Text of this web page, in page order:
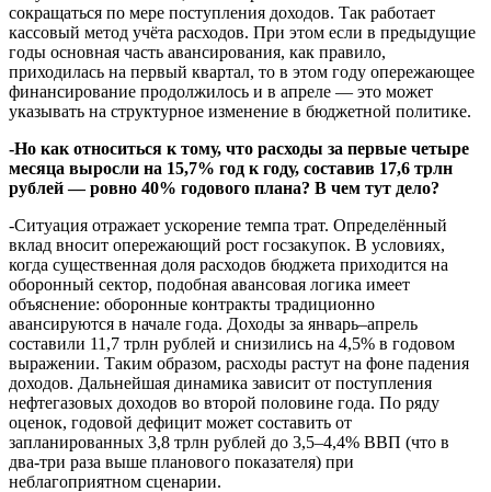
сокращаться по мере поступления доходов. Так работает
кассовый метод учёта расходов. При этом если в предыдущие
годы основная часть авансирования, как правило,
приходилась на первый квартал, то в этом году опережающее
финансирование продолжилось и в апреле — это может
указывать на структурное изменение в бюджетной политике.
-Но как относиться к тому, что расходы за первые четыре
месяца выросли на 15,7% год к году, составив 17,6 трлн
рублей — ровно 40% годового плана? В чем тут дело?
-Ситуация отражает ускорение темпа трат. Определённый
вклад вносит опережающий рост госзакупок. В условиях,
когда существенная доля расходов бюджета приходится на
оборонный сектор, подобная авансовая логика имеет
объяснение: оборонные контракты традиционно
авансируются в начале года. Доходы за январь–апрель
составили 11,7 трлн рублей и снизились на 4,5% в годовом
выражении. Таким образом, расходы растут на фоне падения
доходов. Дальнейшая динамика зависит от поступления
нефтегазовых доходов во второй половине года. По ряду
оценок, годовой дефицит может составить от
запланированных 3,8 трлн рублей до 3,5–4,4% ВВП (что в
два-три раза выше планового показателя) при
неблагоприятном сценарии.